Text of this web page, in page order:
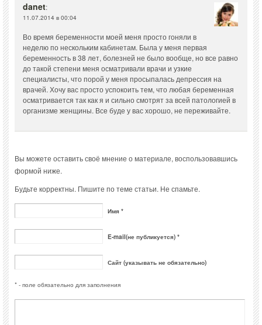
danet:
11.07.2014 в 00:04
Во время беременности моей меня просто гоняли в
неделю по нескольким кабинетам. Была у меня первая
беременность в 38 лет, болезней не было вообще, но все равно
до такой степени меня осматривали врачи и узкие
специалисты, что порой у меня просыпалась депрессия на
врачей. Хочу вас просто успокоить тем, что любая беременная
осматривается так как я и сильно смотрят за всей патологией в
организме женщины. Все буде у вас хорошо, не переживайте.
Вы можете оставить своё мнение о материале, воспользовавшись
формой ниже.
Будьте корректны. Пишите по теме статьи. Не спамьте.
Имя *
E-mail(не публикуется) *
Сайт (указывать не обязательно)
* - поле обязательно для заполнения